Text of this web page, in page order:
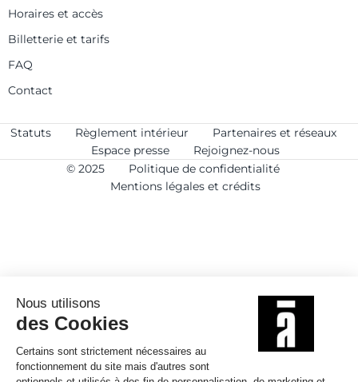
Horaires et accès
Billetterie et tarifs
FAQ
Contact
Statuts Règlement intérieur
Partenaires et réseaux
Espace presse
Rejoignez-nous
© 2025
Politique de confidentialité
Mentions légales et crédits